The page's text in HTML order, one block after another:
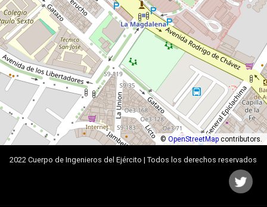
© OpenStreetMap contributors.
2022 Cuerpo de Ingenieros del Ejército | Todos los derechos reservados